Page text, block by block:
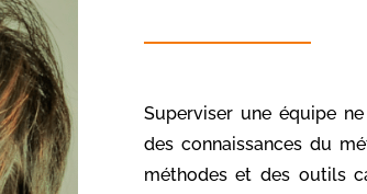
Superviser une équipe
des connaissances du
méthodes et des outils